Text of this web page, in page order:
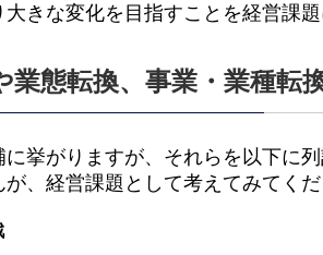
きな変化を目指すことを経営課題
業態転換、事業・業種
挙がりますが、それらを以下に列
、経営課題として考えてみてくだ